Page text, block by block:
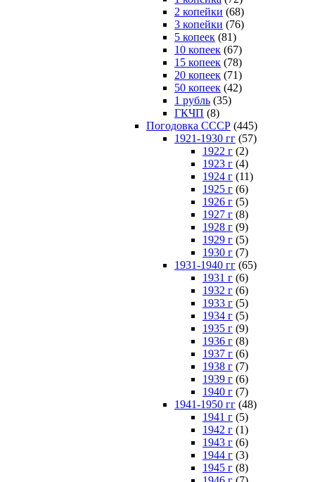
2 копейки (68)
3 копейки (76)
5 копеек (81)
10 копеек (67)
15 копеек (78)
20 копеек (71)
50 копеек (42)
1 рубль (35)
ГКЧП (8)
Погодовка СССР (445)
1921-1930 гг (57)
1922 г (2)
1923 г (4)
1924 г (11)
1925 г (6)
1926 г (5)
1927 г (8)
1928 г (9)
1929 г (5)
1930 г (7)
1931-1940 гг (65)
1931 г (6)
1932 г (6)
1933 г (5)
1934 г (5)
1935 г (9)
1936 г (8)
1937 г (6)
1938 г (7)
1939 г (6)
1940 г (7)
1941-1950 гг (48)
1941 г (5)
1942 г (1)
1943 г (6)
1944 г (3)
1945 г (8)